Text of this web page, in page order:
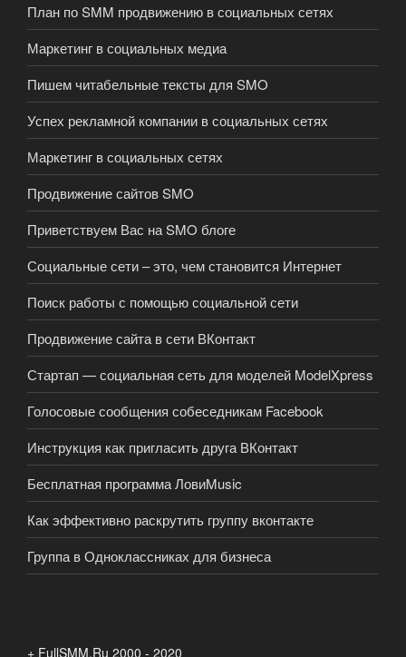
План по SMM продвижению в социальных сетях
Маркетинг в социальных медиа
Пишем читабельные тексты для SMO
Успех рекламной компании в социальных сетях
Маркетинг в социальных сетях
Продвижение сайтов SMO
Приветствуем Вас на SMO блоге
Социальные сети – это, чем становится Интернет
Поиск работы с помощью социальной сети
Продвижение сайта в сети ВКонтакт
Стартап — социальная сеть для моделей ModelXpress
Голосовые сообщения собеседникам Facebook
Инструкция как пригласить друга ВКонтакт
Бесплатная программа ЛовиMusic
Как эффективно раскрутить группу вконтакте
Группа в Одноклассниках для бизнеса
+ FullSMM.Ru 2000 - 2020